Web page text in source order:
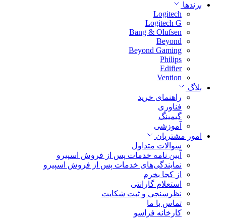
برندها
Logitech
Logitech G
Bang & Olufsen
Beyond
Beyond Gaming
Philips
Edifier
Vention
بلاگ
راهنمای خرید
فناوری
گیمینگ
آموزشی
امور مشتریان
سوالات متداول
آیین نامه خدمات پس از فروش اسپیرو
نمایندگی‌های خدمات پس از فروش اسپیرو
از کجا بخرم
استعلام گارانتی
نظرسنجی و ثبت شکایت
تماس با ما
کارخانه فراسو